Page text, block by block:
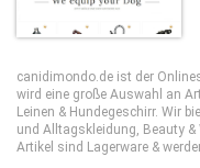
canidimondo.de ist der
wird eine große Auswahl an
Leinen & Hundegeschirr. Wir
und Alltagskleidung, Beauty &
Artikel sind Lagerware &